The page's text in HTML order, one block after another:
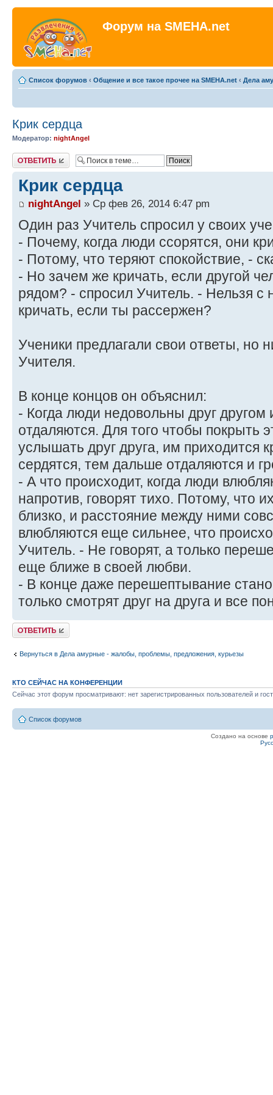
Форум на SMEHA.net
Список форумов ‹ Общение и все такое прочее на SMEHA.net ‹ Дела
Крик сердца
Модератор: nightAngel
Ответить
Крик сердца
nightAngel » Ср фев 26, 2014 6:47 pm
Один раз Учитель спросил у своих
- Почему, когда люди ссорятся, они
- Потому, что теряют спокойствие, -
- Но зачем же кричать, если другой
рядом? - спросил Учитель. - Нельзя с
кричать, если ты рассержен?
Ученики предлагали свои ответы, но
Учителя.
В конце концов он объяснил:
- Когда люди недовольны друг другом
отдаляются. Для того чтобы покрыть
услышать друг друга, им приходится
сердятся, тем дальше отдаляются и
- А что происходит, когда люди
напротив, говорят тихо. Потому, что
близко, и расстояние между ними
влюбляются еще сильнее, что
Учитель. - Не говорят, а только
еще ближе в своей любви.
- В конце даже перешептывание
только смотрят друг на друга и все
Ответить
Вернуться в Дела амурные - жалобы, проблемы, предложения, курьезы
КТО СЕЙЧАС НА КОНФЕРЕНЦИИ
Сейчас этот форум просматривают: нет зарегистрированных пользователей и
Список форумов
Создано на основе